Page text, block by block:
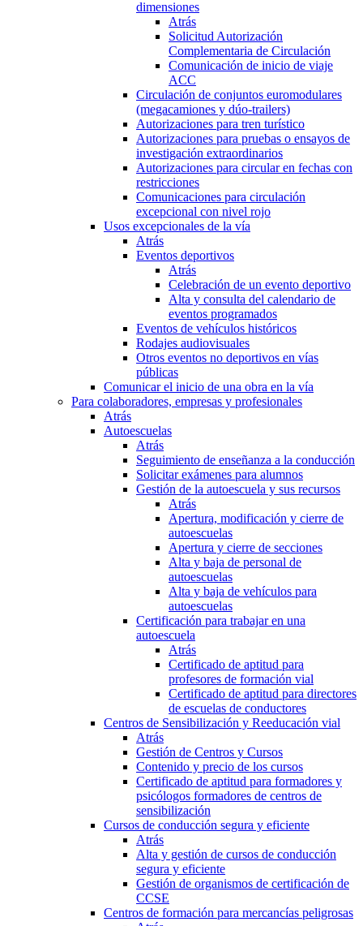
dimensiones
Atrás
Solicitud Autorización
Complementaria de Circulación
Comunicación de inicio de viaje
ACC
Circulación de conjuntos euromodulares
(megacamiones y dúo-trailers)
Autorizaciones para tren turístico
Autorizaciones para pruebas o ensayos de
investigación extraordinarios
Autorizaciones para circular en fechas con
restricciones
Comunicaciones para circulación
excepcional con nivel rojo
Usos excepcionales de la vía
Atrás
Eventos deportivos
Atrás
Celebración de un evento deportivo
Alta y consulta del calendario de
eventos programados
Eventos de vehículos históricos
Rodajes audiovisuales
Otros eventos no deportivos en vías
públicas
Comunicar el inicio de una obra en la vía
Para colaboradores, empresas y profesionales
Atrás
Autoescuelas
Atrás
Seguimiento de enseñanza a la conducción
Solicitar exámenes para alumnos
Gestión de la autoescuela y sus recursos
Atrás
Apertura, modificación y cierre de
autoescuelas
Apertura y cierre de secciones
Alta y baja de personal de
autoescuelas
Alta y baja de vehículos para
autoescuelas
Certificación para trabajar en una
autoescuela
Atrás
Certificado de aptitud para
profesores de formación vial
Certificado de aptitud para directores
de escuelas de conductores
Centros de Sensibilización y Reeducación vial
Atrás
Gestión de Centros y Cursos
Contenido y precio de los cursos
Certificado de aptitud para formadores y
psicólogos formadores de centros de
sensibilización
Cursos de conducción segura y eficiente
Atrás
Alta y gestión de cursos de conducción
segura y eficiente
Gestión de organismos de certificación de
CCSE
Centros de formación para mercancías peligrosas